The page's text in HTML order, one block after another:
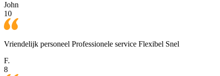
John
10
Vriendelijk personeel Professionele service Flexibel Snel
F.
8